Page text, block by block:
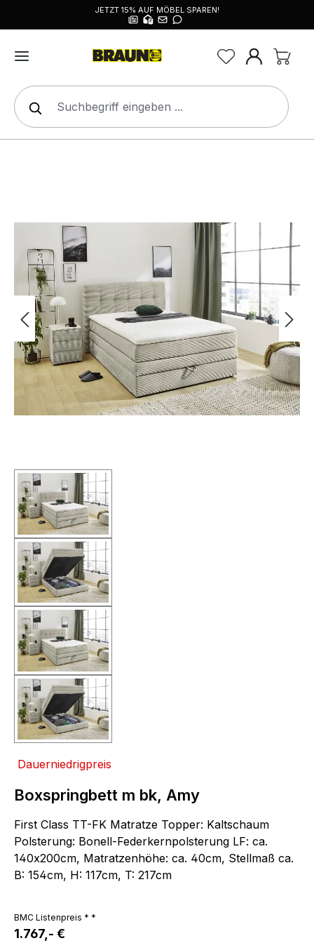
JETZT 15% AUF MÖBEL SPAREN!
Dauerniedrigpreis
Boxspringbett m bk, Amy
First Class TT-FK Matratze Topper: Kaltschaum
Polsterung: Bonell-Federkernpolsterung LF: ca.
140x200cm, Matratzenhöhe: ca. 40cm, Stellmaß ca.
B: 154cm, H: 117cm, T: 217cm
BMC Listenpreis * *
1.767,- €